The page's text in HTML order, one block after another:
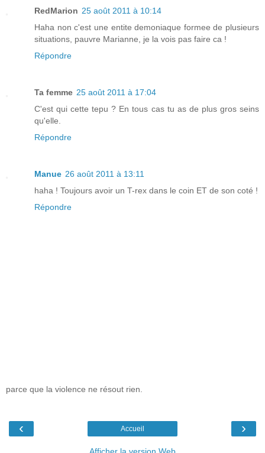
RedMarion 25 août 2011 à 10:14
Haha non c'est une entite demoniaque formee de plusieurs
situations, pauvre Marianne, je la vois pas faire ca !
Répondre
Ta femme 25 août 2011 à 17:04
C'est qui cette tepu ? En tous cas tu as de plus gros seins
qu'elle.
Répondre
Manue 26 août 2011 à 13:11
haha ! Toujours avoir un T-rex dans le coin ET de son coté !
Répondre
parce que la violence ne résout rien.
‹ ›
Accueil